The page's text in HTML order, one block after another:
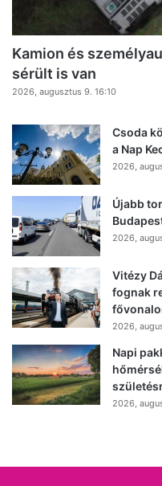
Kamion és
sérült is van
2026, augusztus 9. 16:10
Csoda
a Nap
2026,
Újabb
2026,
Vitézy
fognak
2026,
Napi
2026,